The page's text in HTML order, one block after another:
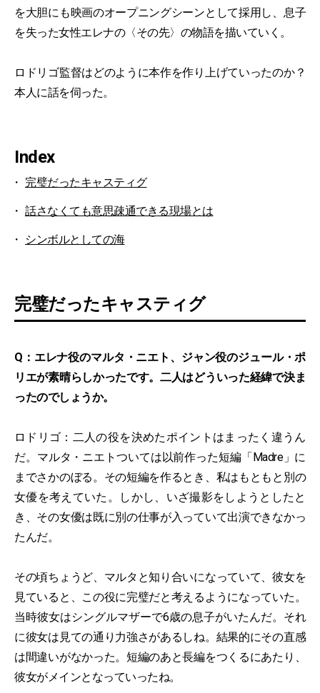
を大胆にも映画のオープニングシーンとして採用し、息子
を失った女性エレナの〈その先〉の物語を描いていく。
ロドリゴ監督はどのように本作を作り上げていったのか？
本人に話を伺った。
Index
完璧だったキャスティグ
話さなくても意思疎通できる現場とは
シンボルとしての海
完璧だったキャスティグ
Q：エレナ役のマルタ・ニエト、ジャン役のジュール・ポ
リエが素晴らしかったです。二人はどういった経緯で決ま
ったのでしょうか。
ロドリゴ：二人の役を決めたポイントはまったく違うん
だ。マルタ・ニエトついては以前作った短編「Madre」に
までさかのぼる。その短編を作るとき、私はもともと別の
女優を考えていた。しかし、いざ撮影をしようとしたと
き、その女優は既に別の仕事が入っていて出演できなかっ
たんだ。
その頃ちょうど、マルタと知り合いになっていて、彼女を
見ていると、この役に完璧だと考えるようになっていた。
当時彼女はシングルマザーで6歳の息子がいたんだ。それ
に彼女は見ての通り力強さがあるしね。結果的にその直感
は間違いがなかった。短編のあと長編をつくるにあたり、
彼女がメインとなっていったね。